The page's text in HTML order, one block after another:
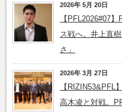
2026年 5月 20日
【PFL2026#07
ス戦へ。井上直
さ」
2026年 3月 27日
【RIZIN53&PFL
高木凌と対戦。